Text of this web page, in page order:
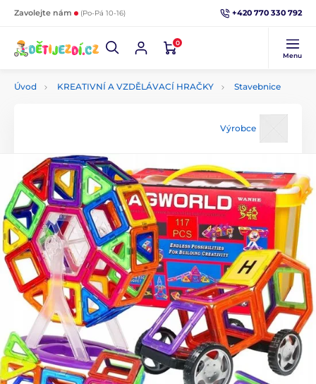
Zavolejte nám (Po-Pá 10-16) +420 770 330 792
0
Menu
Úvod KREATIVNÍ A VZDĚLÁVACÍ HRAČKY Stavebnice
Výrobce